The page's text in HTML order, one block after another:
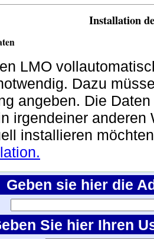
Installation
LMO
Dazu
angeben. Die
irgendeiner
installieren
Geben sie hier die
Sie hier Ihren